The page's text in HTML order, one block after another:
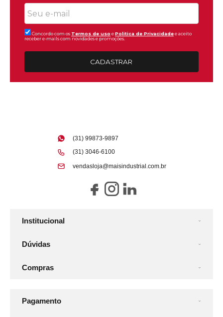
Concordo com os Termos de uso ePolitica de Privacidadee aceito
receber e-mails com novidades e promoções.
CADASTRAR
Institucional
Dúvidas
Compras
(31) 99873-9897
(31) 3046-6100
vendasloja@maisindustrial.com.br
Pagamento